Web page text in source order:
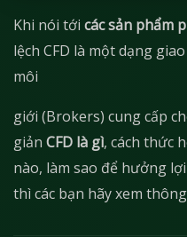
Khi nói tới các sản phẩm
lệch CFD là một dạng
môi
giới (Brokers) cung cấp
giản CFD là gì, cách thức
nào, làm sao để hưởng
thì các bạn hãy xem